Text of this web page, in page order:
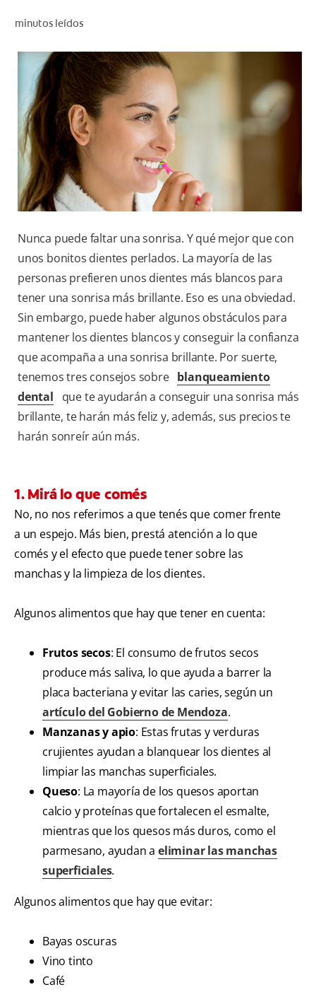
PARA PROFESIONALES
AR (ES)
minutos leídos
Nunca puede faltar una sonrisa. Y qué mejor que con
unos bonitos dientes perlados. La mayoría de las
personas prefieren unos dientes más blancos para
tener una sonrisa más brillante. Eso es una obviedad.
Sin embargo, puede haber algunos obstáculos para
mantener los dientes blancos y conseguir la confianza
que acompaña a una sonrisa brillante. Por suerte,
tenemos tres consejos sobre blanqueamiento
dental
que te ayudarán a conseguir una sonrisa más
brillante, te harán más feliz y, además, sus precios te
harán sonreír aún más.
1. Mirá lo que comés
No, no nos referimos a que tenés que comer frente
a un espejo. Más bien, prestá atención a lo que
comés y el efecto que puede tener sobre las
manchas y la limpieza de los dientes.
Algunos alimentos que hay que tener en cuenta:
Frutos secos: El consumo de frutos secos
produce más saliva, lo que ayuda a barrer la
placa bacteriana y evitar las caries, según un
artículo del Gobierno de Mendoza.
Manzanas y apio: Estas frutas y verduras
crujientes ayudan a blanquear los dientes al
limpiar las manchas superficiales.
Queso: La mayoría de los quesos aportan
calcio y proteínas que fortalecen el esmalte,
mientras que los quesos más duros, como el
parmesano, ayudan aeliminar las manchas
superficiales.
Algunos alimentos que hay que evitar:
Bayas oscuras
Vino tinto
Café